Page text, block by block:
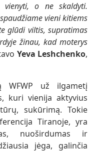
vienyti, o ne skaldyti.
vieni kitiems
glūdi viltis, supratimas
žinau, kad moterys
Yeva Leshchenko,
WFWP už ilgametį
kuri vienija aktyvius
sukūrimą. Tokie
Tiranoje, yra
nuoširdumas ir
jėga, galinčia